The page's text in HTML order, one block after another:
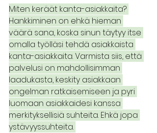
Miten keräät kanta-asiakkaita?
Hankkiminen on ehkä hieman
väärä sana, koska sinun täytyy itse
omalla työlläsi tehdä asiakkaista
kanta-asiakkaita. Varmista siis, että
palvelusi on mahdollisimman
laadukasta, keskity asiakkaan
ongelman ratkaisemiseen ja pyri
luomaan asiakkaidesi kanssa
merkityksellisiä suhteita. Ehkä jopa
ystävyyssuhteita.